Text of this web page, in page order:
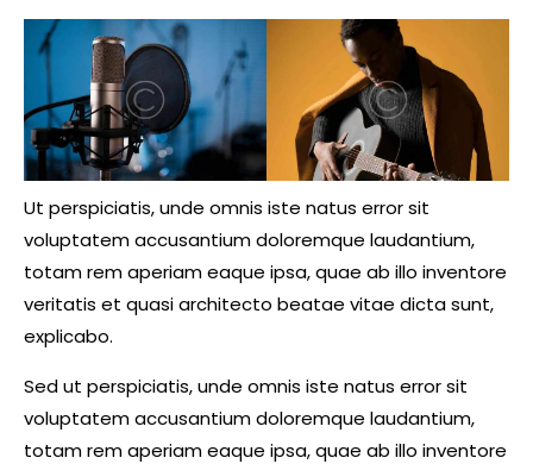
Ut perspiciatis, unde omnis iste natus error sit
voluptatem accusantium doloremque laudantium,
totam rem aperiam eaque ipsa, quae ab illo inventore
veritatis et quasi architecto beatae vitae dicta sunt,
explicabo.
Sed ut perspiciatis, unde omnis iste natus error sit
voluptatem accusantium doloremque laudantium,
totam rem aperiam eaque ipsa, quae ab illo inventore